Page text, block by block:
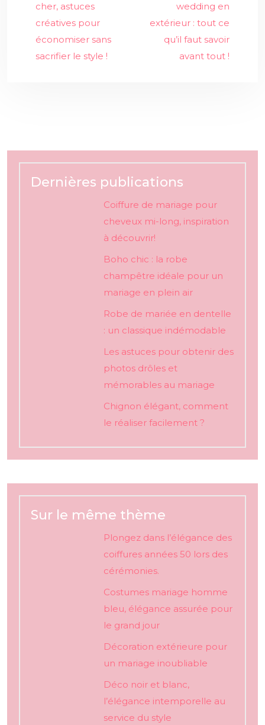
cher, astuces
créatives pour
économiser sans
sacrifier le style !
wedding en
extérieur : tout ce
qu’il faut savoir
avant tout !
Dernières publications
Coiffure de mariage pour
cheveux mi-long, inspiration
à découvrir!
Boho chic : la robe
champêtre idéale pour un
mariage en plein air
Robe de mariée en dentelle
: un classique indémodable
Les astuces pour obtenir des
photos drôles et
mémorables au mariage
Chignon élégant, comment
le réaliser facilement ?
Sur le même thème
Plongez dans l’élégance des
coiffures années 50 lors des
cérémonies.
Costumes mariage homme
bleu, élégance assurée pour
le grand jour
Décoration extérieure pour
un mariage inoubliable
Déco noir et blanc,
l’élégance intemporelle au
service du style